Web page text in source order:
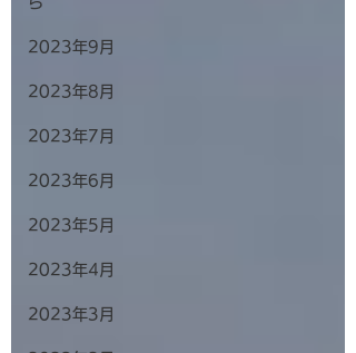
2023年9月
2023年8月
2023年7月
2023年6月
2023年5月
2023年4月
2023年3月